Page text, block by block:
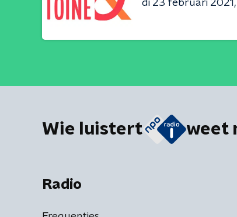
di 23 februari 2021
Wie luistert weet
Radio